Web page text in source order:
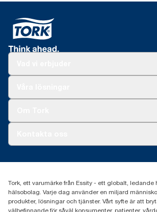
031-746 17 00
Tork, ett varumärke från Essity - ett globalt, ledande
hälsobolag. Varje dag använder en miljard
produkter, lösningar och tjänster. Vårt syfte är att
välbefinnande för såväl konsumenter, patienter,